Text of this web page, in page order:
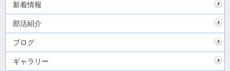
新着情報
部活紹介
ブログ
ギャラリー